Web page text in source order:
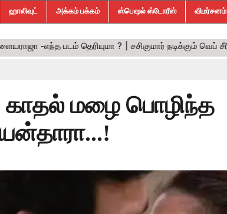
ஹாலிவுட் அக்கம் பக்கம் ஸ்பெஷல் ஸ்டோரீஸ் விமர்சனம்
காதல் மழை பொழிந்த